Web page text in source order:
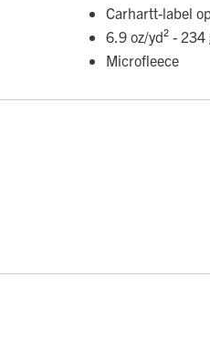
Carhartt-label
6.9 oz/yd² - 234
Microfleece